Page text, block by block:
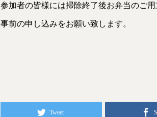
参加者の皆様には掃除終了後お弁当のご
事前の申し込みをお願い致します。
Tweet